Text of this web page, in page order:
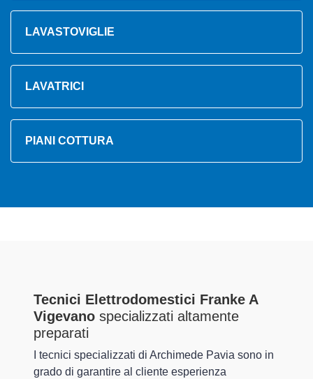
LAVASTOVIGLIE
LAVATRICI
PIANI COTTURA
Tecnici Elettrodomestici Franke A
Vigevano specializzati altamente
preparati
I tecnici specializzati di Archimede Pavia sono in
grado di garantire al cliente esperienza